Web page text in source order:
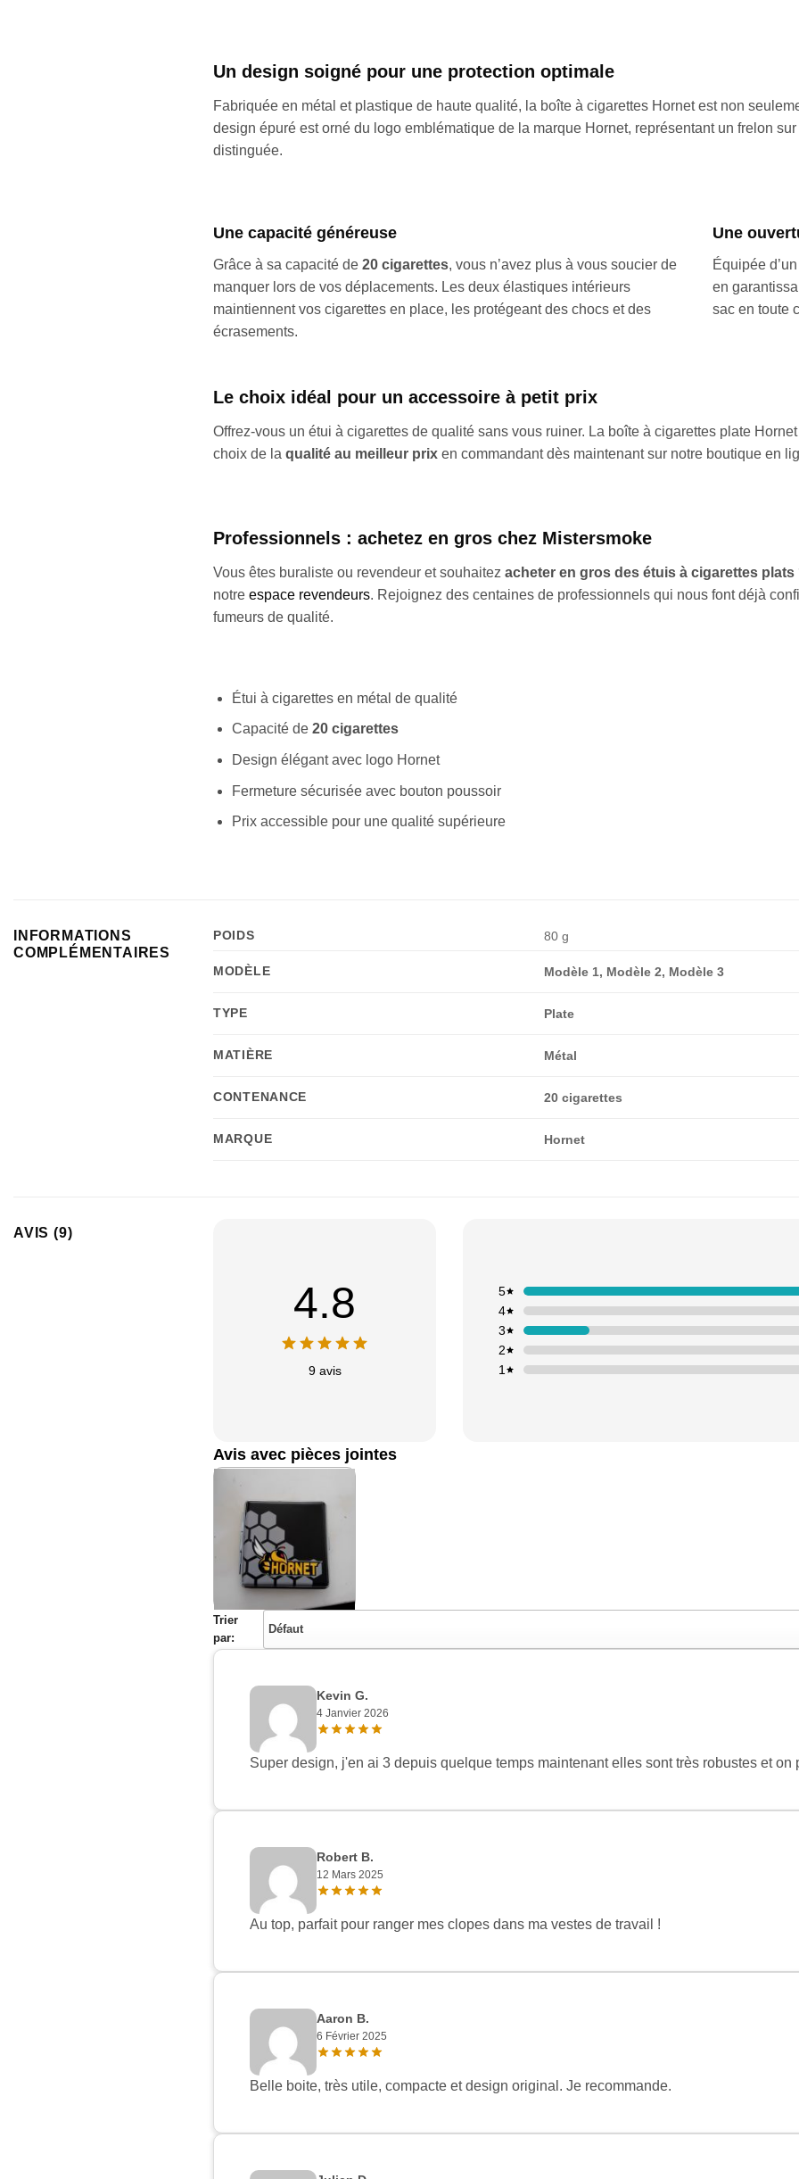
Un design soigné pour une protection optimale
Fabriquée en métal et plastique de haute qualité, la boîte à cigarettes Hornet est non
design épuré est orné du logo emblématique de la marque Hornet, représentant un frelon
distinguée.
Une capacité généreuse
Grâce à sa capacité de 20 cigarettes, vous n’avez plus à vous soucier de
manquer lors de vos déplacements. Les deux élastiques intérieurs
maintiennent vos cigarettes en place, les protégeant des chocs et des
écrasements.
Une
Équipée
en
sac en toute
Le choix idéal pour un accessoire à petit prix
Offrez-vous un étui à cigarettes de qualité sans vous ruiner. La boîte à cigarettes plate
choix de la qualité au meilleur prix en commandant dès maintenant sur notre boutique en
Professionnels : achetez en gros chez Mistersmoke
Vous êtes buraliste ou revendeur et souhaitez acheter en gros des étuis à cigarettes plats
notre espace revendeurs. Rejoignez des centaines de professionnels qui nous font déjà
fumeurs de qualité.
Étui à cigarettes en métal de qualité
Capacité de 20 cigarettes
Design élégant avec logo Hornet
Fermeture sécurisée avec bouton poussoir
Prix accessible pour une qualité supérieure
INFORMATIONS
COMPLÉMENTAIRES
POIDS 80 g
MODÈLE Modèle 1, Modèle 2, Modèle 3
TYPE Plate
MATIÈRE Métal
CONTENANCE 20 cigarettes
MARQUE Hornet
AVIS (9)
4.8
9 avis 1
2
3
4
5
Avis avec pièces jointes
Trier
par:
Défaut
Kevin G.
4 Janvier 2026
Super design, j'en ai 3 depuis quelque temps maintenant elles sont très robustes et
Robert B.
12 Mars 2025
Au top, parfait pour ranger mes clopes dans ma vestes de travail !
Aaron B.
6 Février 2025
Belle boite, très utile, compacte et design original. Je recommande.